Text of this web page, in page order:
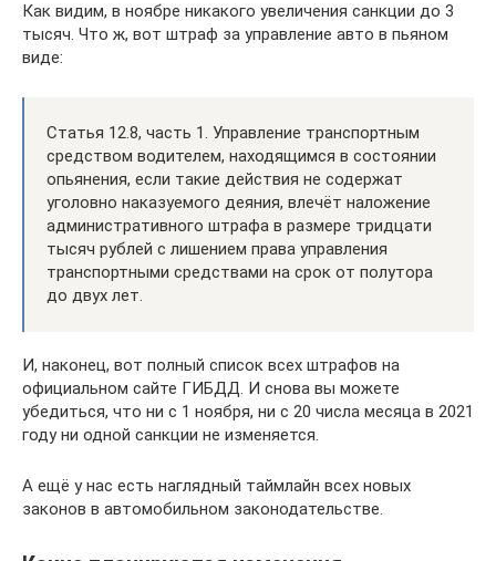
Как видим, в ноябре никакого увеличения санкции до 3
тысяч. Что ж, вот штраф за управление авто в пьяном
виде:
Статья 12.8, часть 1. Управление транспортным
средством водителем, находящимся в состоянии
опьянения, если такие действия не содержат
уголовно наказуемого деяния, влечёт наложение
административного штрафа в размере тридцати
тысяч рублей с лишением права управления
транспортными средствами на срок от полутора
до двух лет.
И, наконец, вот полный список всех штрафов на
официальном сайте ГИБДД. И снова вы можете
убедиться, что ни с 1 ноября, ни с 20 числа месяца в 2021
году ни одной санкции не изменяется.
А ещё у нас есть наглядный таймлайн всех новых
законов в автомобильном законодательстве.